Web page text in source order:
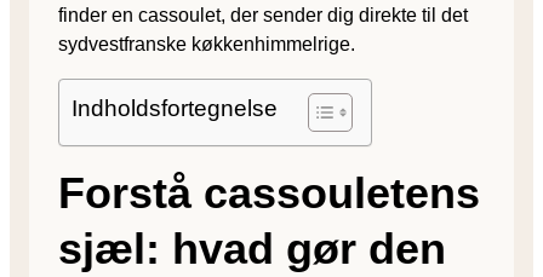
finder en cassoulet, der sender dig direkte til det
sydvestfranske køkkenhimmelrige.
Indholdsfortegnelse
Forstå cassouletens
sjæl: hvad gør den